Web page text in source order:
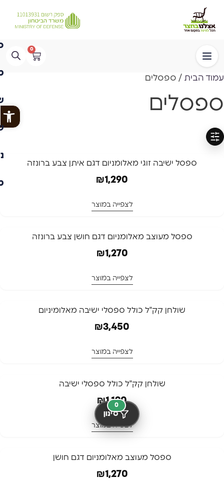
0
עמוד הבית / ספסלים
ספסלים
סינון
ספסל ישיבה זוגי מאלומניום דגם איתן צבע ברונזה
₪1,290
לצפייה במוצר
ספסל מעוצב מאלומניום דגם חושן צבע ברונזה
₪1,270
לצפייה במוצר
שולחן קק"ל כולל ספסלי ישיבה⁩ מאלומיניום
₪3,450
לצפייה במוצר
שולחן קק"ל כולל ספסלי ישיבה
₪1,190
לצפייה במוצר
ספסל מעוצב מאלומניום דגם חושן
₪1,270
סינון
0